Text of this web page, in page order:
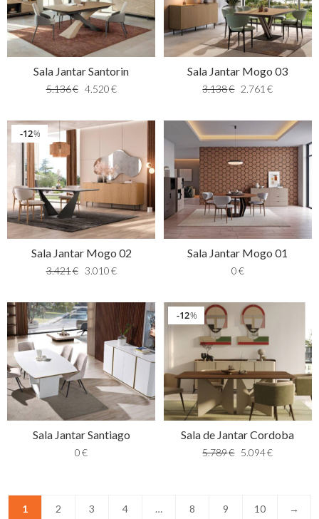
Sala Jantar Santorin
5.136€ 4.520€
Sala Jantar Mogo 03
3.138€ 2.761 €
%
12
Sala Jantar Mogo 02
3.421€ 3.010€
Sala Jantar Mogo 01
0€
Sala Jantar Santiago
0€
%
12
Sala de Jantar Cordoba
5.789€ 5.094€
1 2 3 4 … 8 9 10 →